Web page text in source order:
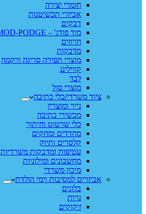
חומרי יצירה
אביזרי תכשיטנות
דבקים
מוד פודג' – MOD-PODGE
חרוזים
מדבקות
מוצרי תפירה סריגה ורקמה
קווילינג
לבד
מוצרי סול
ציוד משרדי/כלי כתיבה
נייר ומוצריו
מכשירי כתיבה
כלי שרטוט וחיתוך
מחדדים ומחקים
קלסרים ותיוק
עטיפות ומדבקות משרדיות
מחשבונים ומילוניות
מיכון משרדי
אביזרים למסיבות וימי הולדת
בלונים
נרות
זיקוקים